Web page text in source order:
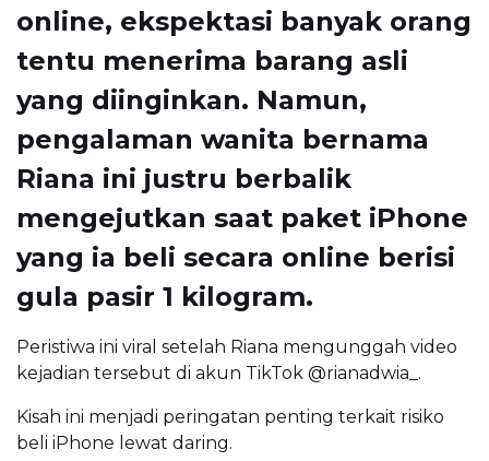
online, ekspektasi banyak orang
tentu menerima barang asli
yang diinginkan. Namun,
pengalaman wanita bernama
Riana ini justru berbalik
mengejutkan saat paket iPhone
yang ia beli secara online berisi
gula pasir 1 kilogram.
Peristiwa ini viral setelah Riana mengunggah video
kejadian tersebut di akun TikTok @rianadwia_.
Kisah ini menjadi peringatan penting terkait risiko
beli iPhone lewat daring.